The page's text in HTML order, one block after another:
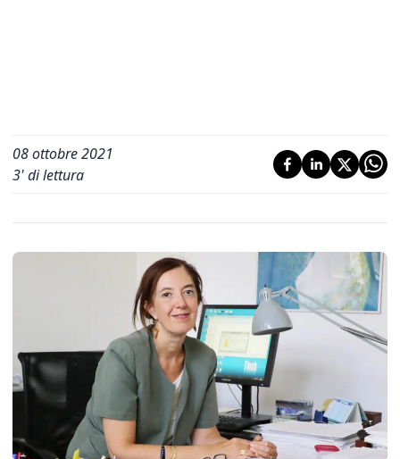
08 ottobre 2021
3' di lettura